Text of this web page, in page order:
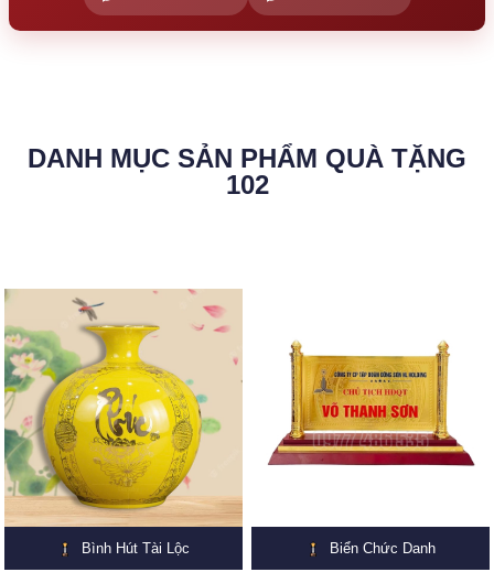
DANH MỤC SẢN PHẨM QUÀ TẶNG
102
Bình Hút Tài Lộc Biển Chức Danh